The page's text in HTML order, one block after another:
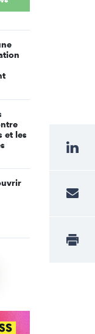
et les